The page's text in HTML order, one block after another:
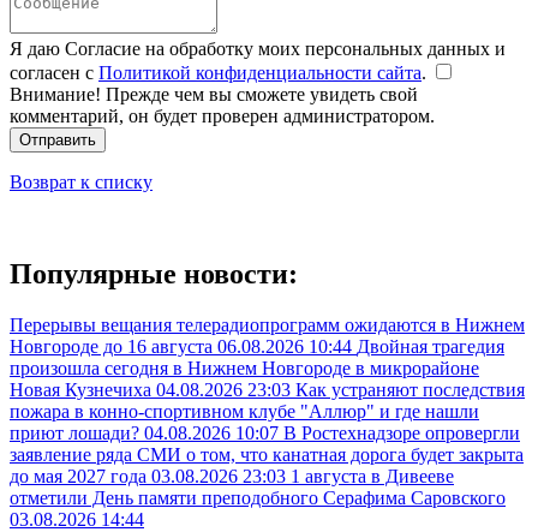
Я даю Согласие на обработку моих персональных данных и
согласен с Политикой конфиденциальности сайта.
Внимание! Прежде чем вы сможете увидеть свой
комментарий, он будет проверен администратором.
Отправить
Возврат к списку
Популярные новости:
Перерывы вещания телерадиопрограмм ожидаются в Нижнем
Новгороде до 16 августа 06.08.2026 10:44 Двойная трагедия
произошла сегодня в Нижнем Новгороде в микрорайоне
Новая Кузнечиха 04.08.2026 23:03 Как устраняют последствия
пожара в конно-спортивном клубе "Аллюр" и где нашли
приют лошади? 04.08.2026 10:07 В Ростехнадзоре опровергли
заявление ряда СМИ о том, что канатная дорога будет закрыта
до мая 2027 года 03.08.2026 23:03 1 августа в Дивееве
отметили День памяти преподобного Серафима Саровского
03.08.2026 14:44